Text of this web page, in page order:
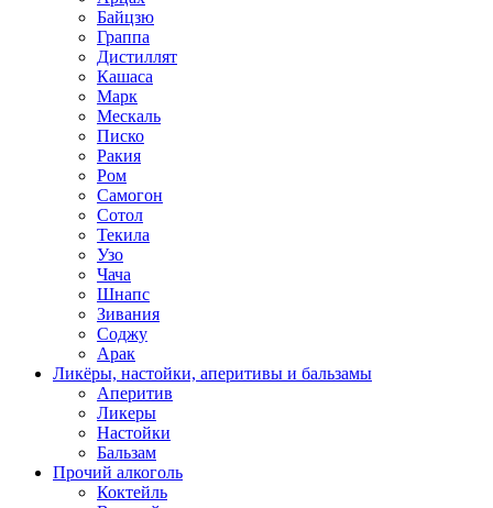
Байцзю
Граппа
Дистиллят
Кашаса
Марк
Мескаль
Писко
Ракия
Ром
Самогон
Сотол
Текила
Узо
Чача
Шнапс
Зивания
Соджу
Арак
Ликёры, настойки, аперитивы и бальзамы
Аперитив
Ликеры
Настойки
Бальзам
Прочий алкоголь
Коктейль